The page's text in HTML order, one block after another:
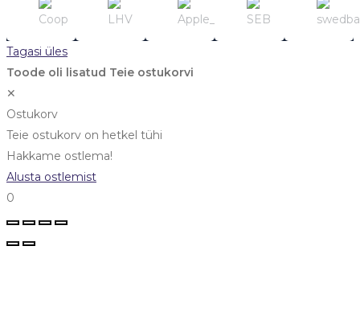
Tagasi üles
Toode oli lisatud Teie ostukorvi
✕
Ostukorv
Teie ostukorv on hetkel tühi
Hakkame ostlema!
Alusta ostlemist
0